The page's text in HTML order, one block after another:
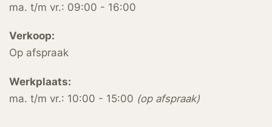
ma. t/m vr.: 09:00 - 16:00
Verkoop:
Op afspraak
Werkplaats:
ma. t/m vr.: 10:00 - 15:00 (op afspraak)